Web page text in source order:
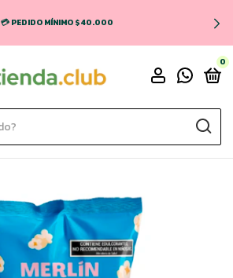
💳 PEDIDO MÍNIMO $40.000
0